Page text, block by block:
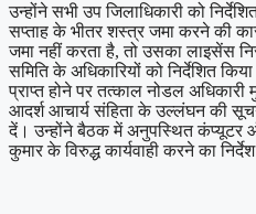
उन्होंने सभी उप जिलाधिकारी को
सप्ताह के भीतर शस्त्र जमा करने की
जमा नहीं करता है, तो उसका लाइसेंस
समिति के अधिकारियों को निर्देशित
प्राप्त होने पर तत्काल नोडल अधिकारी
आदर्श आचार्य संहिता के उल्लंघन की
दें। उन्होंने बैठक में अनुपस्थित कंप्यूटर
कुमार के विरुद्ध कार्यवाही करने का